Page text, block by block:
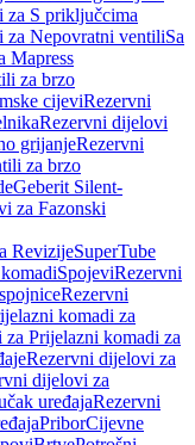
za S priključcima
za Nepovratni ventiliSa
Mapress
za brzo
cijeviRezervni
Rezervni dijelovi
grijanjeRezervni
za brzo
Geberit Silent-
za Fazonski
RevizijeSuperTube
SpojeviRezervni
Rezervni
komadi za
Prijelazni komadi za
Rezervni dijelovi za
dijelovi za
uređajaRezervni
PriborCijevne